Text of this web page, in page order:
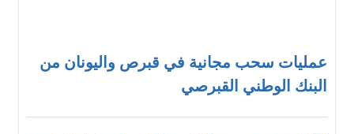
عمليات سحب مجانية في قبرص واليونان من
البنك الوطني القبرصي